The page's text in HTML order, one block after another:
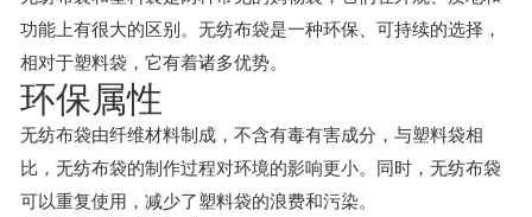
功能上有很大的区别。无纺布袋是一种环保、可持续的选择，
相对于塑料袋，它有着诸多优势。
环保属性
无纺布袋由纤维材料制成，不含有毒有害成分，与塑料袋相
比，无纺布袋的制作过程对环境的影响更小。同时，无纺布袋
可以重复使用，减少了塑料袋的浪费和污染。